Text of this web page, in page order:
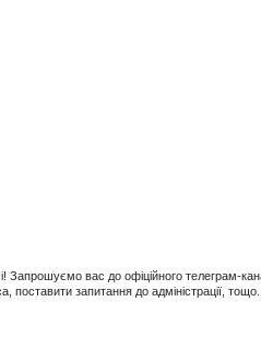
Запрошуємо вас до офіційного телеграм-
поставити запитання до адміністрації,